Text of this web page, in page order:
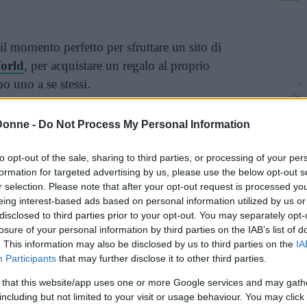
- Do Not Process My Personal Information
opt-out of the sale, sharing to third parties, or processing of your
for targeted advertising by us, please use the below opt-out
selection. Please note that after your opt-out request is processed
interest-based ads based on personal information utilized by us
to third parties prior to your opt-out. You may separately
of your personal information by third parties on the IAB’s list of
This information may also be disclosed by us to third parties on the
Participants that may further disclose it to other third parties.
that this website/app uses one or more Google services and may
but not limited to your visit or usage behaviour. You may
momento perfetto per sfruttare un sito di
, per acquistare un regalo al proprio
uno a se stessi.
World
che permette di ricevere un rimborso di
nelle 30 mila imprese convenzionate in
comeBooking, Yoox, Sephora.it,
è possibile acquistare anche gli eVoucher,
vendita di diversi brand della Grande
entra a far parte dellashopping community